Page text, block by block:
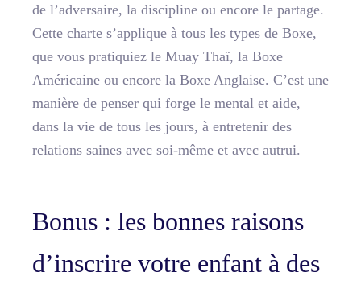
de l’adversaire, la discipline ou encore le partage.
Cette charte s’applique à tous les types de Boxe,
que vous pratiquiez le Muay Thaï, la Boxe
Américaine ou encore la Boxe Anglaise. C’est une
manière de penser qui forge le mental et aide,
dans la vie de tous les jours, à entretenir des
relations saines avec soi-même et avec autrui.
Bonus : les bonnes raisons
d’inscrire votre enfant à des